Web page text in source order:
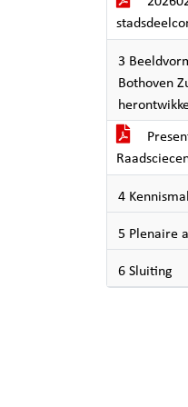
3
Bothoven
4
5 Plenaire
6 Sluiting